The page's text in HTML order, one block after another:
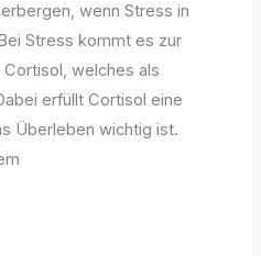
wenn Stress in
Stress kommt es zur
welches als
erfüllt Cortisol eine
Überleben wichtig ist.